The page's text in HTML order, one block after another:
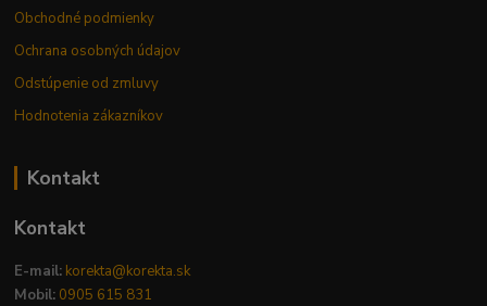
Obchodné podmienky
Ochrana osobných údajov
Odstúpenie od zmluvy
Hodnotenia zákazníkov
Kontakt
Kontakt
E-mail: korekta@korekta.sk
Mobil: 0905 615 831